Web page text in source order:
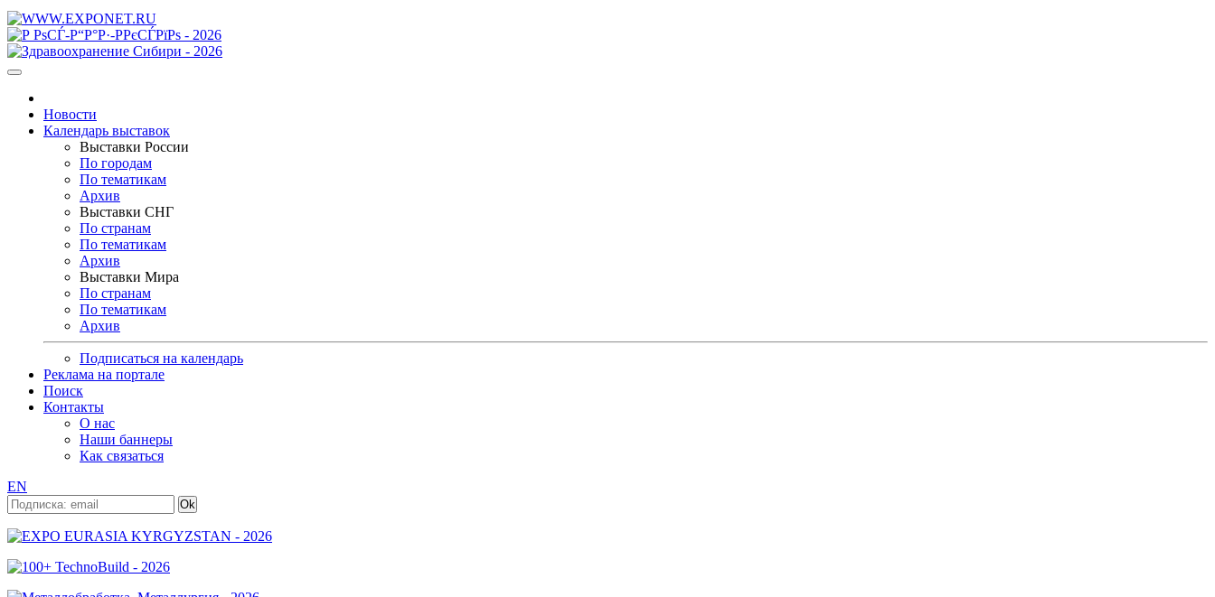
Новости
Календарь выставок
Выставки России
По городам
По тематикам
Архив
Выставки СНГ
По странам
По тематикам
Архив
Выставки Мира
По странам
По тематикам
Архив
Подписаться на календарь
Реклама на портале
Поиск
Контакты
О нас
Наши баннеры
Как связаться
EN